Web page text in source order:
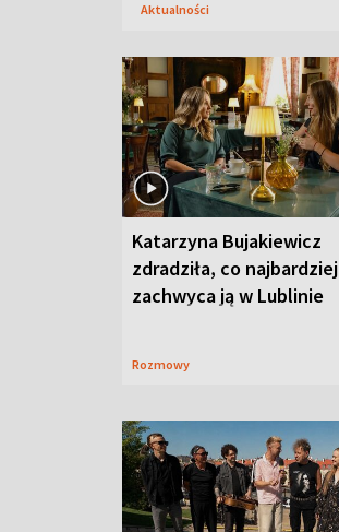
Aktualności
Katarzyna Bujakiewicz
zdradziła, co najbardziej
zachwyca ją w Lublinie
Rozmowy